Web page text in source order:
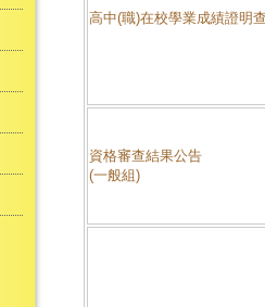
高中(職)在校學業成績證明
資格審查結果公告
(一般組)